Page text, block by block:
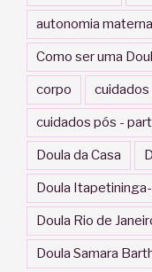
autonomia materna
Como ser uma
corpo cuidados
cuidados pós -
Doula da Casa
Doula
Doula Rio de
Doula Samara